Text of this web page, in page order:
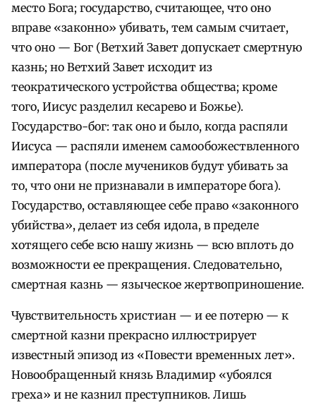
место Бога; государство, считающее, что оно
вправе «законно» убивать, тем самым считает,
что оно — Бог (Ветхий Завет допускает смертную
казнь; но Ветхий Завет исходит из
теократического устройства общества; кроме
того, Иисус разделил кесарево и Божье).
Государство-бог: так оно и было, когда распяли
Иисуса — распяли именем самообожествленного
императора (после мучеников будут убивать за
то, что они не признавали в императоре бога).
Государство, оставляющее себе право «законного
убийства», делает из себя идола, в пределе
хотящего себе всю нашу жизнь — всю вплоть до
возможности ее прекращения. Следовательно,
смертная казнь — языческое жертвоприношение.
Чувствительность христиан — и ее потерю — к
смертной казни прекрасно иллюстрирует
известный эпизод из «Повести временных лет».
Новообращенный князь Владимир «убоялся
греха» и не казнил преступников. Лишь